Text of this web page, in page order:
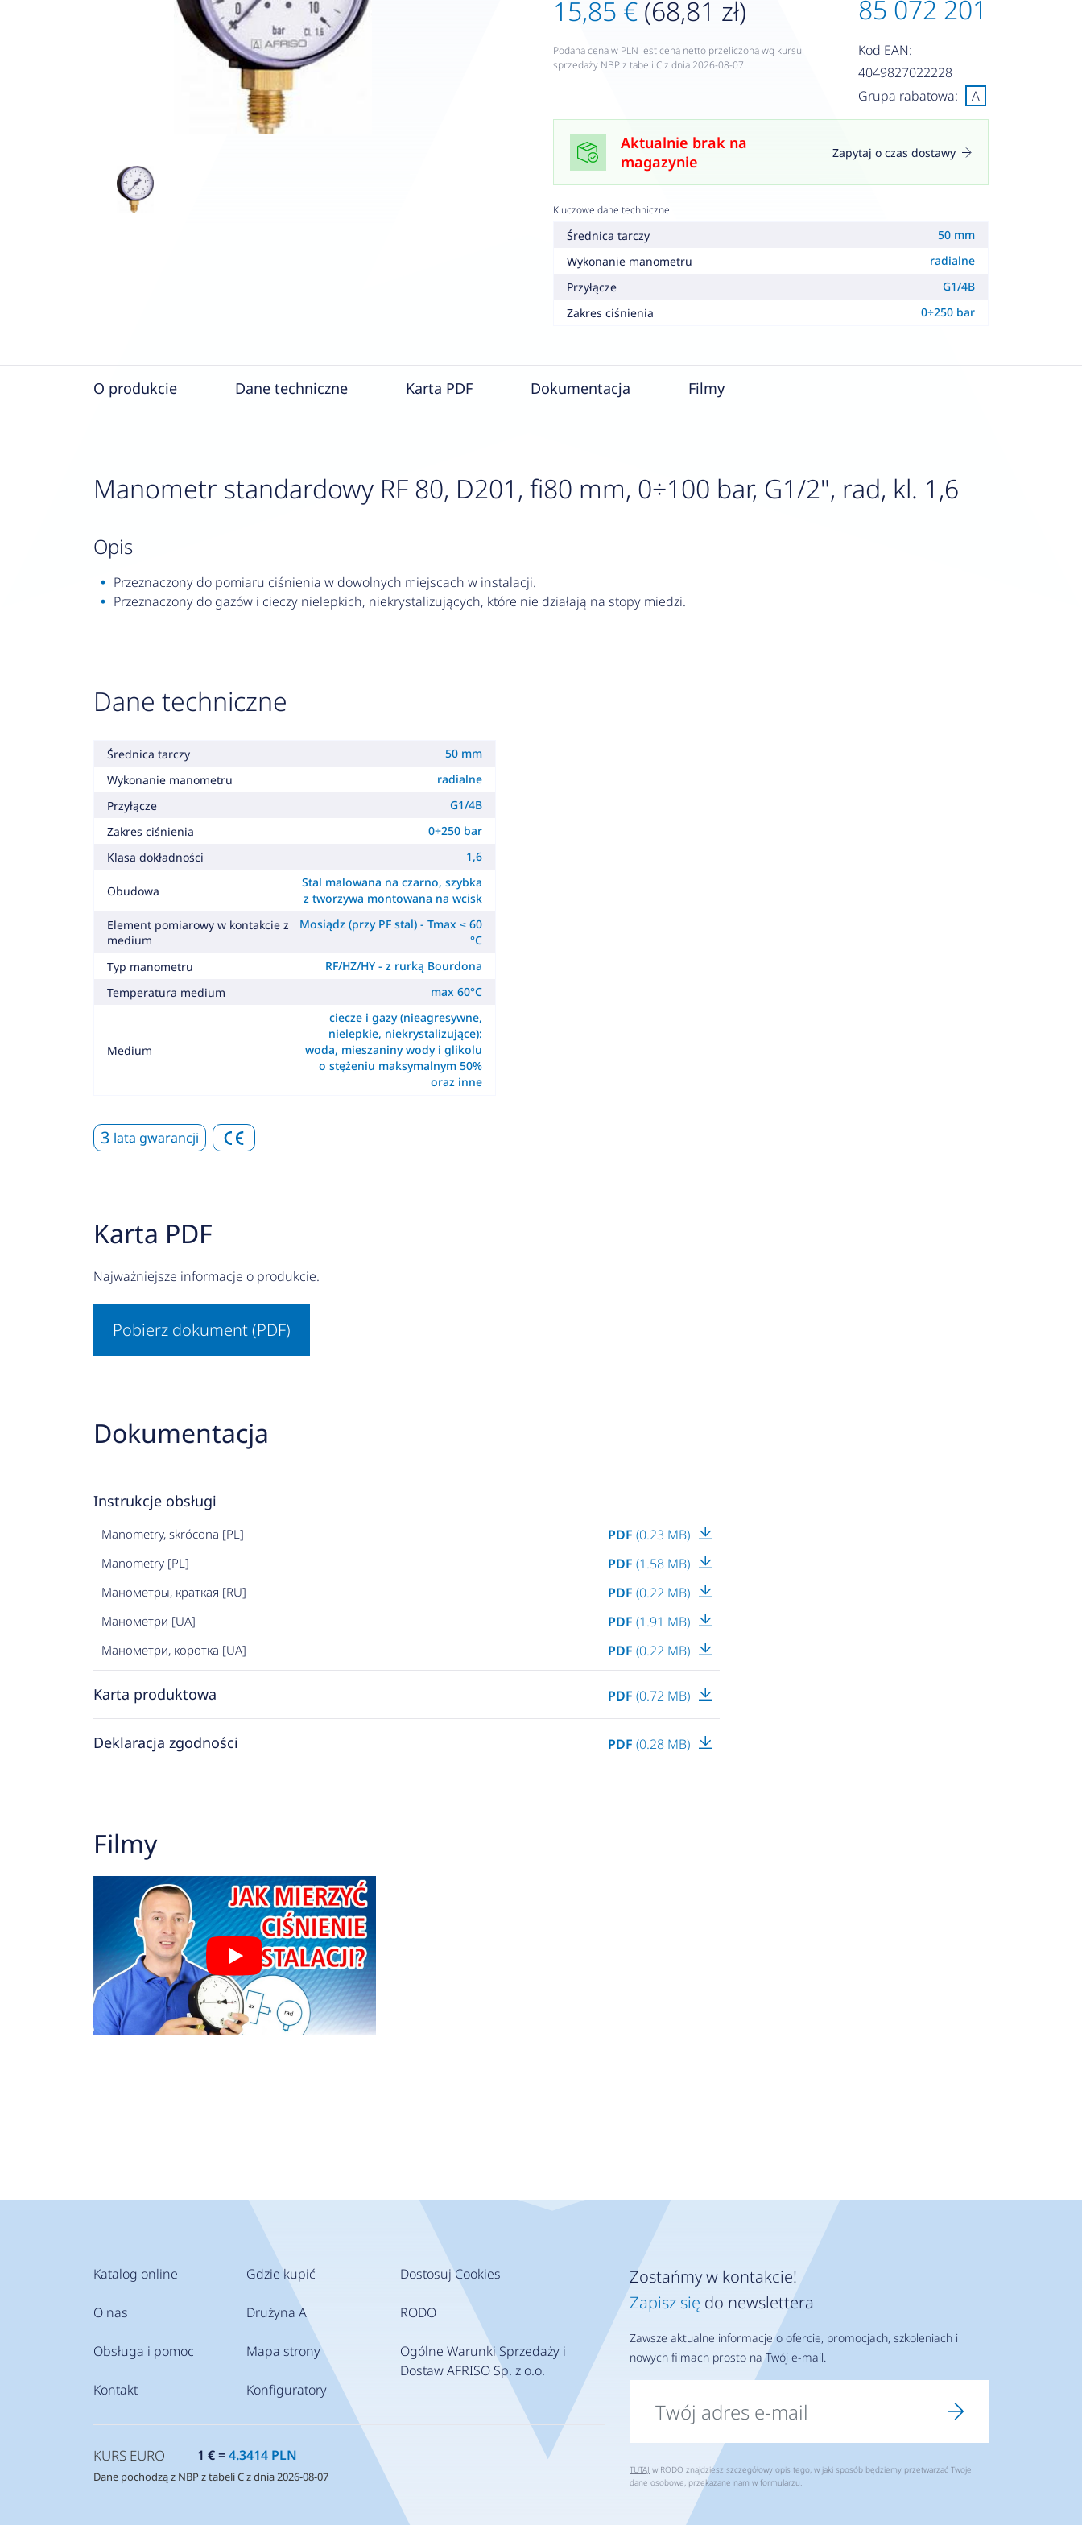
15,85 € (68,81 zł)
Podana cena w PLN jest ceną netto przeliczoną wg kursu
sprzedaży NBP z tabeli C z dnia 2026-08-07
85 072 201
Kod EAN:
4049827022228
Grupa rabatowa:
A
Aktualnie brak na
magazynie
Zapytaj o czas dostawy
Kluczowe dane techniczne
Średnica tarczy
50 mm
Wykonanie manometru
radialne
Przyłącze
G1/4B
Zakres ciśnienia
0÷250 bar
O produkcie Dane techniczne Karta PDF Dokumentacja Filmy
Manometr standardowy RF 80, D201, fi80 mm, 0÷100 bar, G1/2", rad, kl. 1,6
opis
Przeznaczony do pomiaru ciśnienia w dowolnych miejscach w instalacji.
Przeznaczony do gazów i cieczy nielepkich, niekrystalizujących, które nie działają na stopy miedzi.
Dane techniczne
Średnica tarczy
50 mm
Wykonanie manometru
radialne
Przyłącze
G1/4B
Zakres ciśnienia
0÷250 bar
Klasa dokładności
1,6
Obudowa
Stal malowana na czarno, szybka
z tworzywa montowana na wcisk
Element pomiarowy w kontakcie z
medium
Mosiądz (przy PF stal) - Tmax ≤ 60
°C
Typ manometru
RF/HZ/HY - z rurką Bourdona
Temperatura medium
max 60°C
Medium
ciecze i gazy (nieagresywne,
nielepkie, niekrystalizujące):
woda, mieszaniny wody i glikolu
o stężeniu maksymalnym 50%
oraz inne
3 lata gwarancji
Karta PDF
Najważniejsze informacje o produkcie.
Pobierz dokument (PDF)
Dokumentacja
Instrukcje obsługi
Manometry, skrócona [PL] PDF (0.23 MB)
Manometry [PL] PDF (1.58 MB)
Манометры, краткая [RU] PDF (0.22 MB)
Манометри [UA] PDF (1.91 MB)
Манометри, коротка [UA] PDF (0.22 MB)
Karta produktowa PDF (0.72 MB)
Deklaracja zgodności PDF (0.28 MB)
Filmy
Katalog online
O nas
Obsługa i pomoc
Kontakt
Gdzie kupić
Drużyna A
Mapa strony
Konfiguratory
Dostosuj Cookies
RODO
Ogólne Warunki Sprzedaży i
Dostaw AFRISO Sp. z o.o.
Zostańmy w kontakcie!
Zapisz się do newslettera
Zawsze aktualne informacje o ofercie, promocjach, szkoleniach i
nowych filmach prosto na Twój e-mail.
TUTAJ w RODO znajdziesz szczegółowy opis tego, w jaki sposób będziemy przetwarzać Twoje
dane osobowe, przekazane nam w formularzu.
KURS EURO 1 € =4.3414 PLN
Dane pochodzą z NBP z tabeli C z dnia 2026-08-07